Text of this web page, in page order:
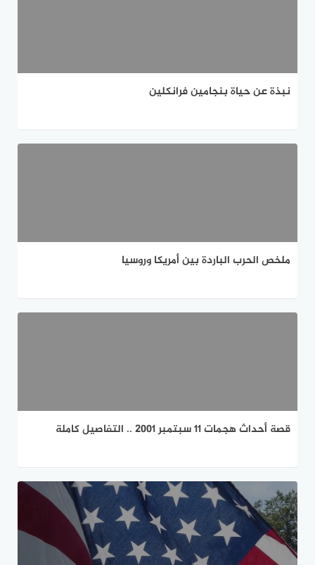
نبذة عن حياة بنجامين فرانكلين
ملخص الحرب الباردة بين أمريكا وروسيا
قصة أحداث هجمات 11 سبتمبر 2001 .. التفاصيل كاملة